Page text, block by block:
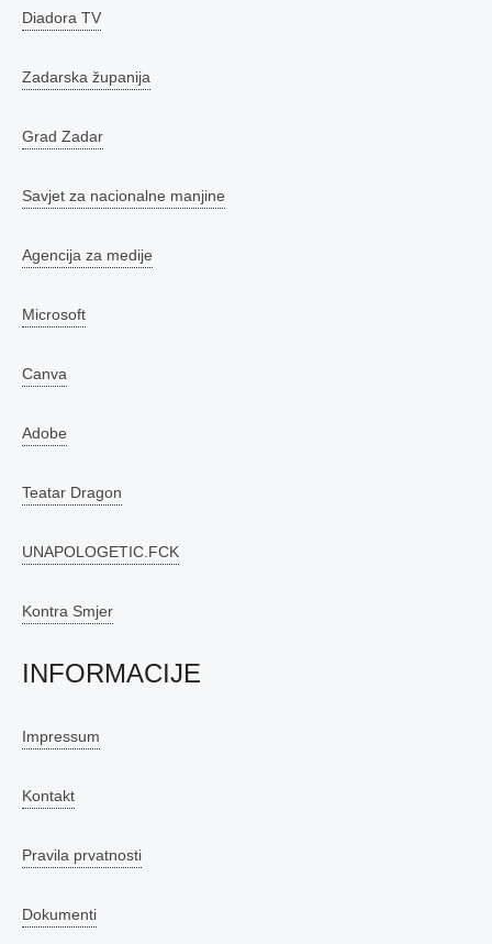
Diadora TV
Zadarska županija
Grad Zadar
Savjet za nacionalne manjine
Agencija za medije
Microsoft
Canva
Adobe
Teatar Dragon
UNAPOLOGETIC.FCK
Kontra Smjer
INFORMACIJE
Impressum
Kontakt
Pravila prvatnosti
Dokumenti